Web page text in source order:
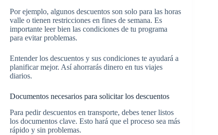
Por ejemplo, algunos descuentos son solo para las horas
valle o tienen restricciones en fines de semana. Es
importante leer bien las condiciones de tu programa
para evitar problemas.
Entender los descuentos y sus condiciones te ayudará a
planificar mejor. Así ahorrarás dinero en tus viajes
diarios.
Documentos necesarios para solicitar los descuentos
Para pedir descuentos en transporte, debes tener listos
los documentos clave. Esto hará que el proceso sea más
rápido y sin problemas.